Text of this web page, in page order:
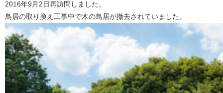
2016年9月2日再訪問しました。
鳥居の取り換え工事中で木の鳥居が撤去されていました。